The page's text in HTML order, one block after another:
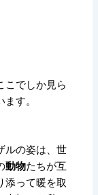
こでしか見ら
す。
ルの姿は、世
動物たちが互
添って暖を取